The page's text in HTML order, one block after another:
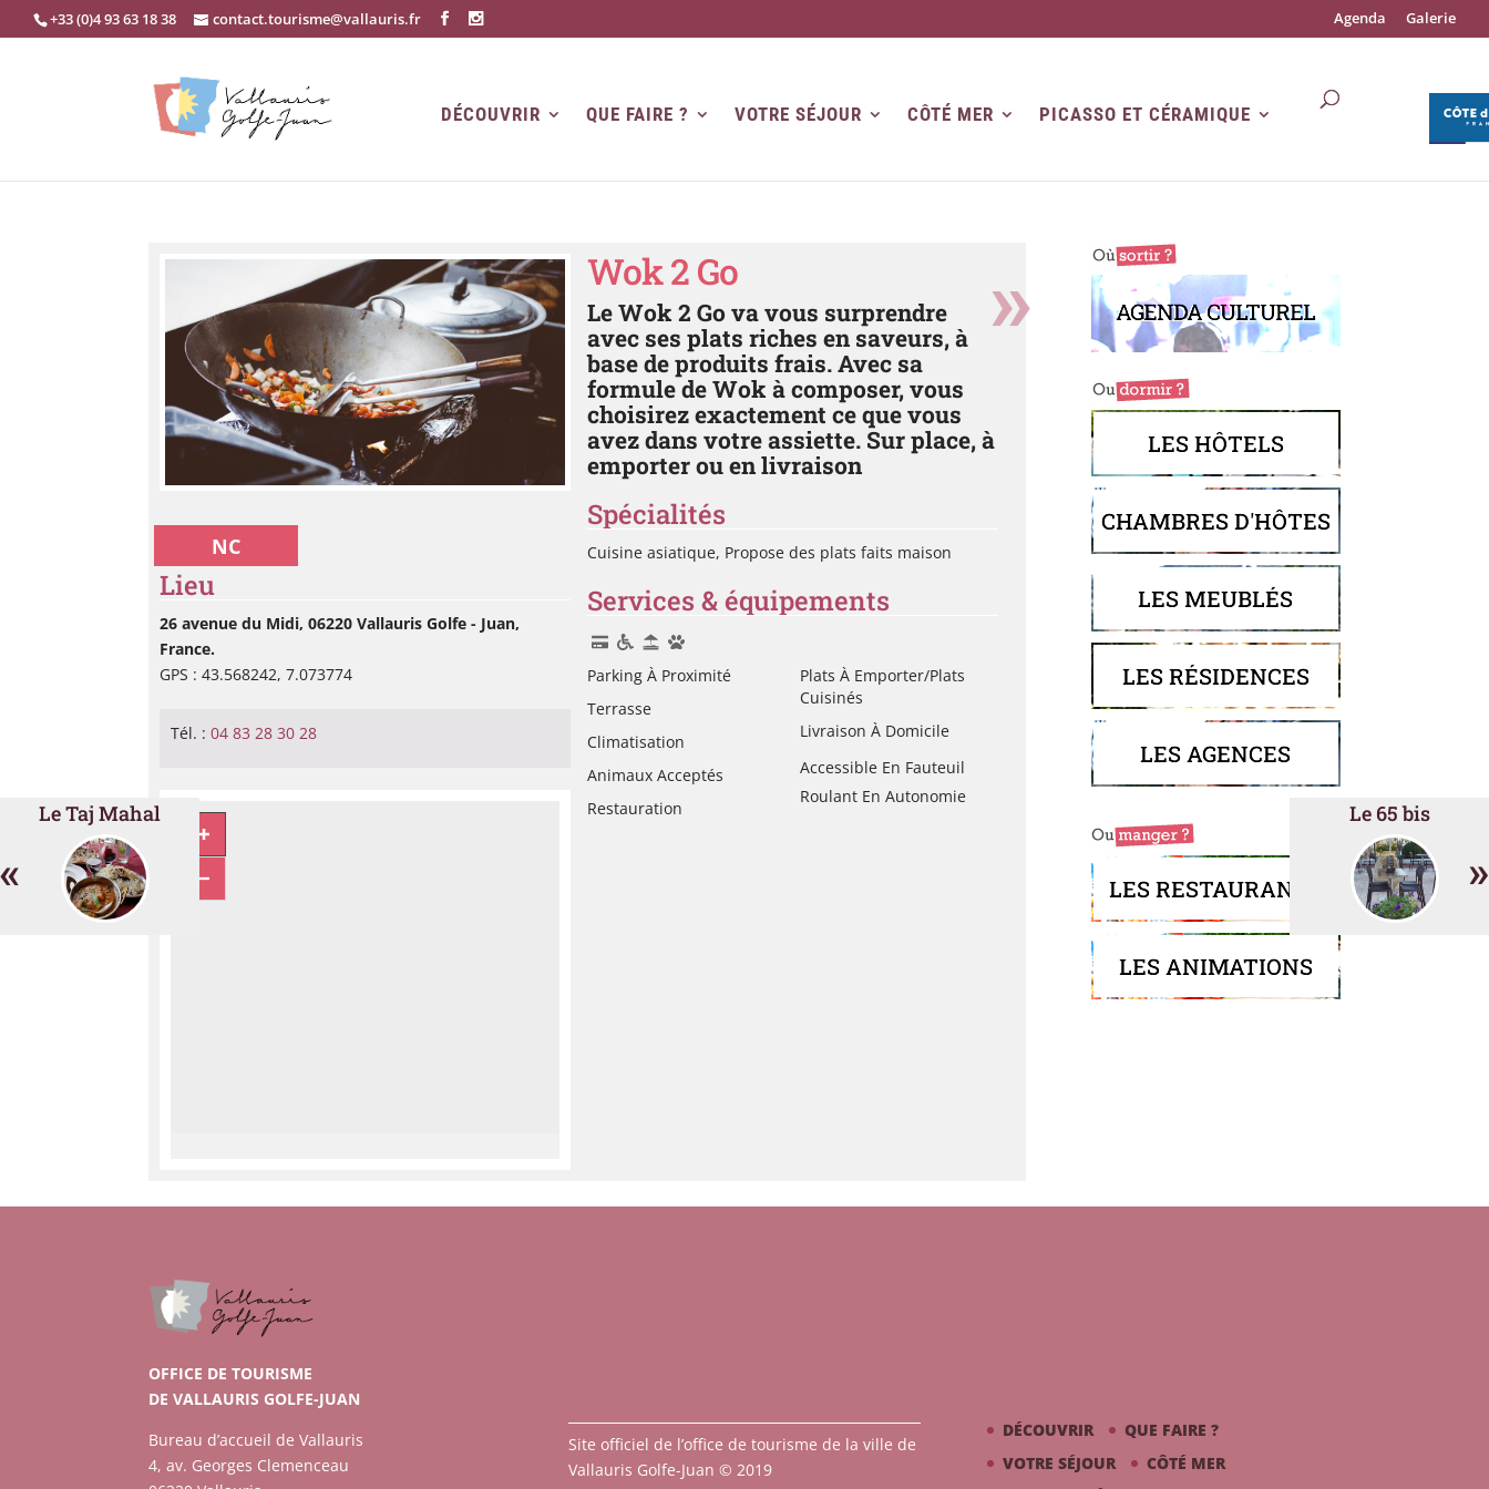
+33 (0)4 93 63 18 38 contact.tourisme@vallauris.fr Agenda Galerie
DÉCOUVRIR QUE FAIRE ? VOTRE SÉJOUR CÔTÉ MER PICASSO ET CÉRAMIQUE
«
Le Taj Mahal
»
Le 65 bis
NC
Lieu
26 avenue du Midi, 06220 Vallauris Golfe - Juan,
France.
GPS : 43.568242, 7.073774
Tél. :04 83 28 30 28
Wok 2 Go
Le Wok 2 Go va vous surprendre
avec ses plats riches en saveurs, à
base de produits frais. Avec sa
formule de Wok à composer, vous
choisirez exactement ce que vous
avez dans votre assiette. Sur place, à
emporter ou en livraison
Spécialités
Cuisine asiatique, Propose des plats faits maison
Services & équipements
Parking À Proximité
Terrasse
Climatisation
Animaux Acceptés
Restauration
Plats À Emporter/Plats
Cuisinés
Livraison À Domicile
Accessible En Fauteuil
Roulant En Autonomie
AGENDA CULTUREL
LES HÔTELS
CHAMBRES D'HÔTES
LES MEUBLÉS
LES RÉSIDENCES
LES AGENCES
LES RESTAURANTS
LES ANIMATIONS
OFFICE DE TOURISME
DE VALLAURIS GOLFE-JUAN
Bureau d’accueil de Vallauris
4, av. Georges Clemenceau
Site officiel de l’office de tourisme de la ville de
Vallauris Golfe-Juan © 2019
DÉCOUVRIR
QUE FAIRE ?
VOTRE SÉJOUR
CÔTÉ MER